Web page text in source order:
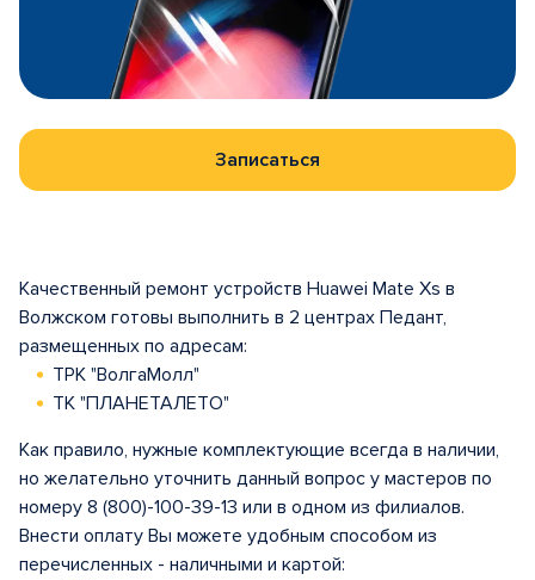
Записаться
Качественный ремонт устройств Huawei Mate Xs в
Волжском готовы выполнить в 2 центрах Педант,
размещенных по адресам:
ТРК "ВолгаМолл"
ТК "ПЛАНЕТАЛЕТО"
Как правило, нужные комплектующие всегда в наличии,
но желательно уточнить данный вопрос у мастеров по
номеру 8 (800)-100-39-13 или в одном из филиалов.
Внести оплату Вы можете удобным способом из
перечисленных - наличными и картой: